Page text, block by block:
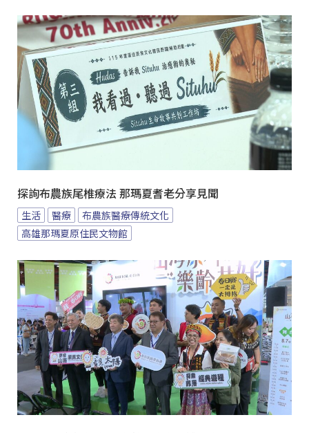
探詢布農族尾椎療法 那瑪夏耆老分享見聞
生活 醫療
布農族醫療傳統文化
高雄那瑪夏原住民文物館